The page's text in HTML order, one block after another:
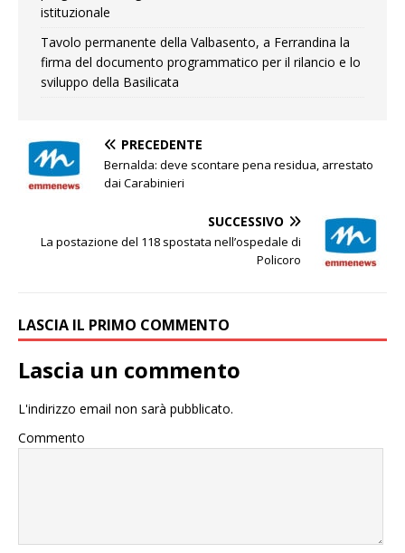
istituzionale
Tavolo permanente della Valbasento, a Ferrandina la
firma del documento programmatico per il rilancio e lo
sviluppo della Basilicata
PRECEDENTE
Bernalda: deve scontare pena residua, arrestato
dai Carabinieri
SUCCESSIVO
La postazione del 118 spostata nell’ospedale di
Policoro
LASCIA IL PRIMO COMMENTO
Lascia un commento
L'indirizzo email non sarà pubblicato.
Commento